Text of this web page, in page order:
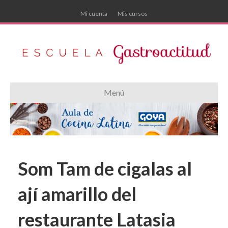
Mi cuenta Mis cursos
Menú
Som Tam de cigalas al
ají amarillo del
restaurante Latasia